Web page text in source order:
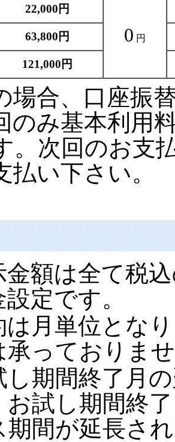
22,000円
0 円
63,800円
121,000円
場合、口座振
のみ基本利用
。次回のお支
払い下さい。
金額は全て税
定です。
は月単位とな
承っておりま
し期間終了月
お試し期間終
期間が延長さ